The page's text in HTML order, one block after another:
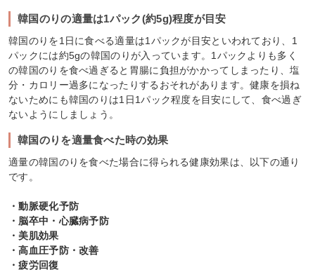
韓国のりの適量は1パック(約5g)程度が目安
韓国のりを1日に食べる適量は1パックが目安といわれており、1
パックには約5gの韓国のりが入っています。1パックよりも多く
の韓国のりを食べ過ぎると胃腸に負担がかかってしまったり、塩
分・カロリー過多になったりするおそれがあります。健康を損ね
ないためにも韓国のりは1日1パック程度を目安にして、食べ過ぎ
ないようにしましょう。
韓国のりを適量食べた時の効果
適量の韓国のりを食べた場合に得られる健康効果は、以下の通り
です。
・動脈硬化予防
・脳卒中・心臓病予防
・美肌効果
・高血圧予防・改善
・疲労回復